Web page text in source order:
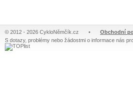
© 2012 - 2026 CykloNěmčík.cz • Obchodní
S dotazy, problémy nebo žádostmi o informace nás